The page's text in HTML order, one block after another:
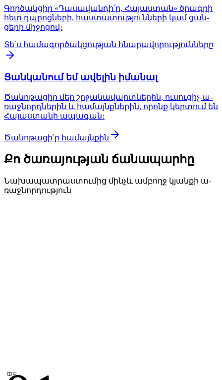
Գոր­ծակ­ցիր «Դա­սա­վան­դի՛ր, Հա­յաս­տան» ծրագ­րի
հետ դպրոց­նե­րի, հաս­տա­տութ­յուն­նե­րի կամ ցան­
ցե­րի մի­ջո­ցով։
Տե՛ս հա­մա­գոր­ծակ­ցութ­յան հնա­րա­վո­րութ­յուն­նե­րը
Ցան­կա­նում եմ ա­վե­լին ի­մա­նալ
Ծա­նո­թա­ցիր մեր շրջա­նա­վարտ­նե­րին, ու­սու­ցիչ-ա­
ռաջ­նորդ­նե­րին և հա­մայնք­նե­րին, ո­րոնք կեր­տում են
Հա­յաս­տա­նի ա­պա­գան։
Ծա­նո­թա­ցի՛ր հա­մայն­քին
Քո ծա­ռա­յութ­յան ճա­նա­պար­հը
Նա­խա­պատ­րաս­տու­մից մինչև ամ­բողջ կյան­քի ա­
ռաջ­նոր­դութ­յուն
01